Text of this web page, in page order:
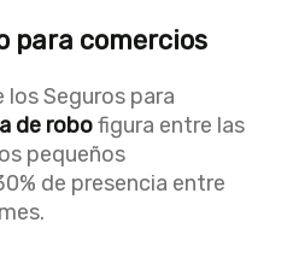
para comercios
los Seguros para
de robofigura entre las
pequeños
de presencia entre